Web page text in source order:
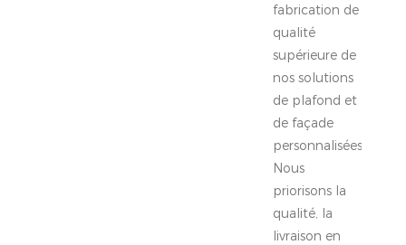
fabrication de
qualité
supérieure de
nos solutions
de plafond et
de façade
personnalisées.
Nous
priorisons la
qualité, la
livraison en